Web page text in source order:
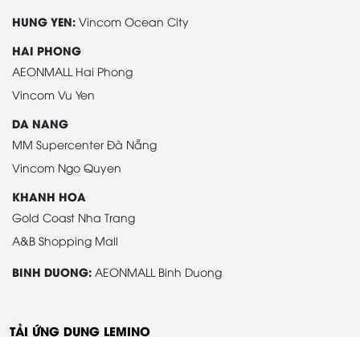
HUNG YEN: Vincom Ocean City
HAI PHONG
AEONMALL Hai Phong
Vincom Vu Yen
DA NANG
MM Supercenter Đà Nẵng
Vincom Ngo Quyen
KHANH HOA
Gold Coast Nha Trang
A&B Shopping Mall
BINH DUONG: AEONMALL Binh Duong
TẢI ỨNG DỤNG LEMINO